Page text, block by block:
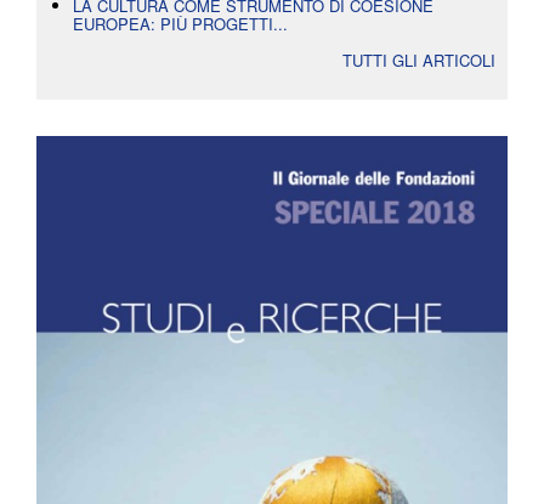
LA CULTURA COME STRUMENTO DI COESIONE
EUROPEA: PIÙ PROGETTI...
TUTTI GLI ARTICOLI